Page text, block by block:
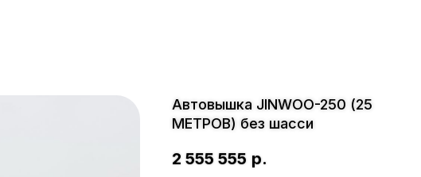
Автовышка JINWOO-250 (25
МЕТРОВ) без шасси
2 555 555 р.